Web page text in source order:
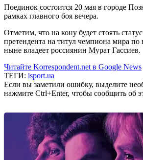
Поединок состоится 20 мая в городе
рамках главного боя вечера.
Отметим, что на кону будет стоять
претендента на титул чемпиона мира
ныне владеет россиянин Мурат Гассиев.
Читайте Korrespondent.net в Google News
ТЕГИ: isport.ua
Если вы заметили ошибку, выделите
нажмите Ctrl+Enter, чтобы сообщить об